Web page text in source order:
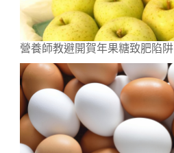
營養師教避開賀年果糖致肥陷阱